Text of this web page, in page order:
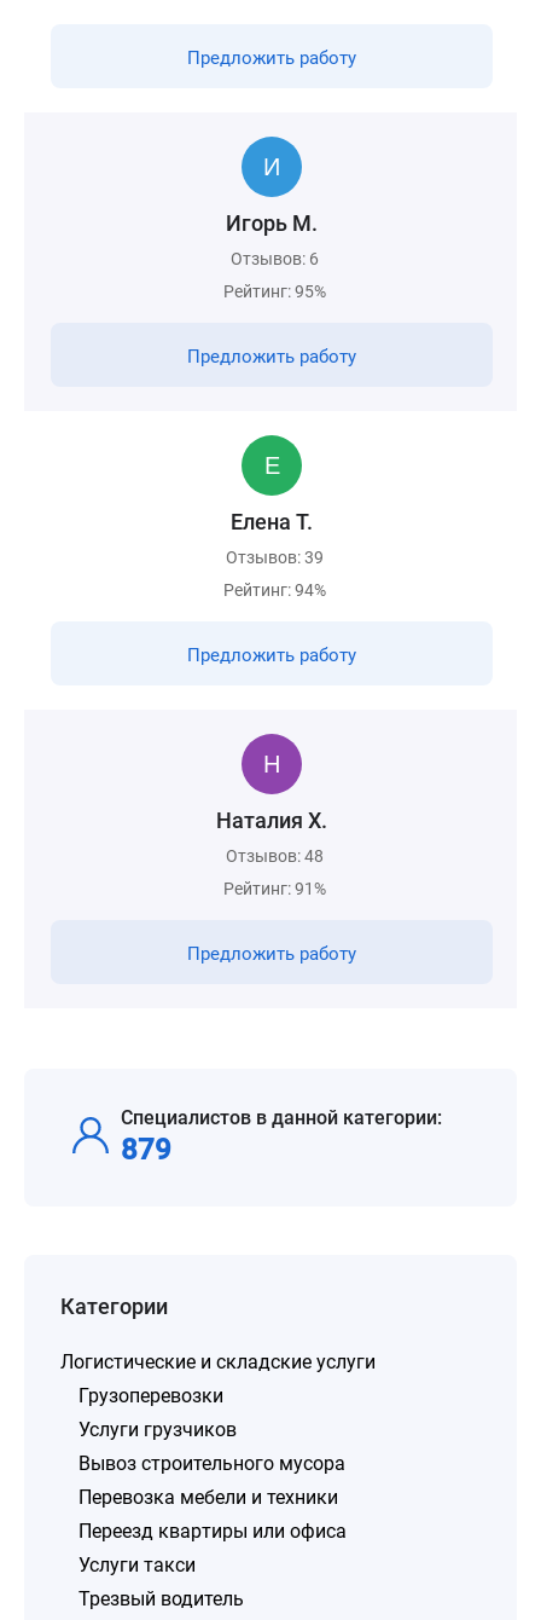
Предложить работу
Игорь М.
Отзывов: 6
Рейтинг: 95%
Предложить работу
Елена Т.
Отзывов: 39
Рейтинг: 94%
Предложить работу
Наталия Х.
Отзывов: 48
Рейтинг: 91%
Предложить работу
Специалистов в данной категории:
879
Категории
Логистические и складские услуги
Грузоперевозки
Услуги грузчиков
Вывоз строительного мусора
Перевозка мебели и техники
Переезд квартиры или офиса
Услуги такси
Трезвый водитель